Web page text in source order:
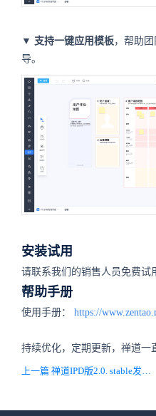
▼ 支持一键应用模板，帮助
导。
安装试用
请联系我们的销售人员免费试
帮助手册
使用手册： https://
持续优化，定期更新，禅道一